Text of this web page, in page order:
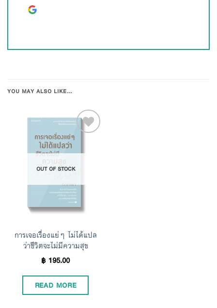
YOU MAY ALSO LIKE…
OUT OF STOCK
การเจอเรื่องแย่ๆ ไม่ได้แปล
ว่าชีวิตจะไม่มีความสุข
฿195.00
READ MORE